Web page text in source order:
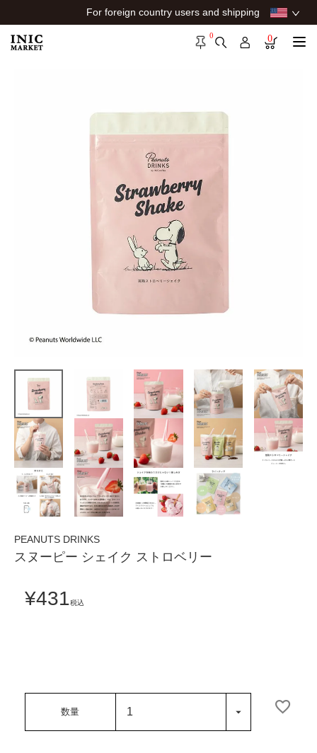
For foreign country users and shipping
0 0
PEANUTS DRINKS
スヌーピー シェイク ストロベリー
¥431税込